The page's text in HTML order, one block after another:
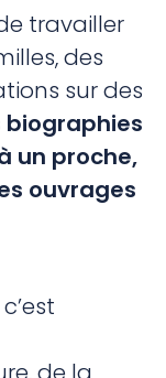
travailler
des
sur des
biographies
un proche,
ouvrages